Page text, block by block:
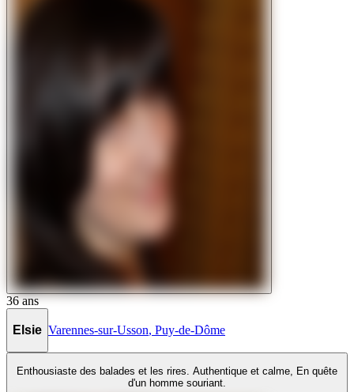
36 ans
Elsie Varennes-sur-Usson, Puy-de-Dôme
Enthousiaste des balades et les rires. Authentique et calme, En quête
d'un homme souriant.